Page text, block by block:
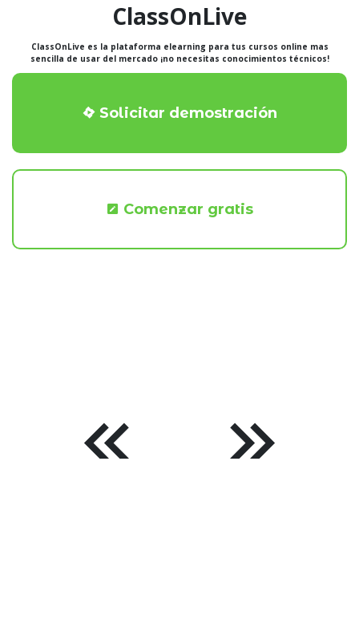
ClassOnLive
ClassOnLive es la plataforma elearning para tus cursos online mas
sencilla de usar del mercado ¡no necesitas conocimientos técnicos!
Solicitar demostración
Comenzar gratis